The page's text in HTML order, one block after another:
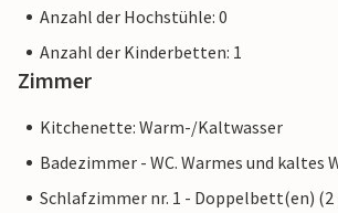
Anzahl der Hochstühle: 0
Anzahl der Kinderbetten: 1
Zimmer
Kitchenette: Warm-/Kaltwasser
Badezimmer - WC. Warmes und kaltes
Schlafzimmer nr. 1 - Doppelbett(en)